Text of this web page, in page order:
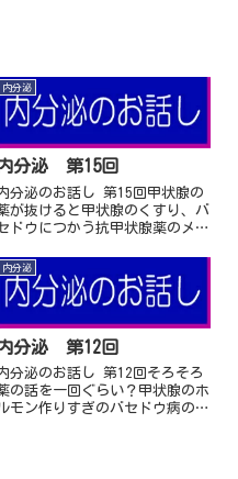
内分泌
分泌 第15回
分泌のお話し 第15回甲状腺の
が抜けると甲状腺のくすり、バ
ドウにつかう抗甲状腺薬のメル
は抜けても大変なことは起こり
せん。同様に、甲状腺ホルモン
不足に甲状腺ホル...
内分泌
分泌 第12回
分泌のお話し 第12回そろそろ
の話を一回ぐらい？甲状腺のホ
モン作りすぎのバセドウ病の薬